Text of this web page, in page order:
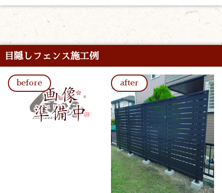
目隠しフェンス施工例